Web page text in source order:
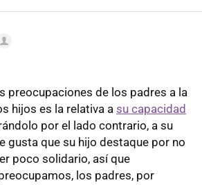
preocupaciones de los padres a la
hijos es la relativa a su capacidad
por el lado contrario, a su
gusta que su hijo destaque por no
poco solidario, así que
los padres, por